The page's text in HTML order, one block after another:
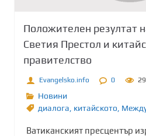
Положителен резултат
Светия Престол и
правителство
Evangelsko.info 0
Новини
диалога китайското
Ватиканският пресцентър